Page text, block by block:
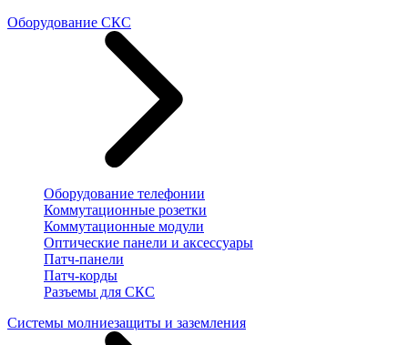
Оборудование СКС
Оборудование телефонии
Коммутационные розетки
Коммутационные модули
Оптические панели и аксессуары
Патч-панели
Патч-корды
Разъемы для СКС
Системы молниезащиты и заземления